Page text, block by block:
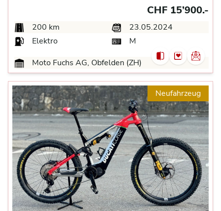
CHF 15’900.-
200 km
23.05.2024
Elektro
M
Moto Fuchs AG, Obfelden (ZH)
Neufahrzeug